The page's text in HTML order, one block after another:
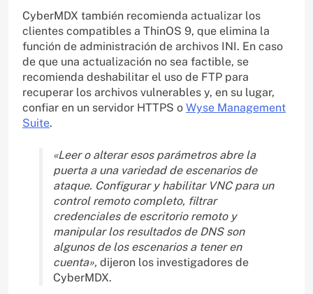
CyberMDX también recomienda actualizar los
clientes compatibles a ThinOS 9, que elimina la
función de administración de archivos INI. En caso
de que una actualización no sea factible, se
recomienda deshabilitar el uso de FTP para
recuperar los archivos vulnerables y, en su lugar,
confiar en un servidor HTTPS o Wyse Management
Suite.
«Leer o alterar esos parámetros abre la
puerta a una variedad de escenarios de
ataque. Configurar y habilitar VNC para un
control remoto completo, filtrar
credenciales de escritorio remoto y
manipular los resultados de DNS son
algunos de los escenarios a tener en
cuenta», dijeron los investigadores de
CyberMDX.